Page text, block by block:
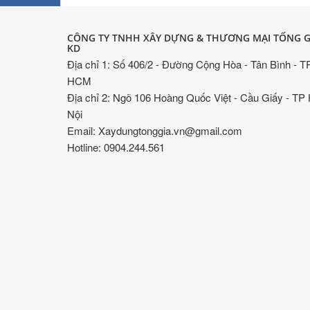
CÔNG TY TNHH XÂY DỰNG & THƯƠNG MẠI TỐNG
KD
Địa chỉ 1: Số 406/2 - Đường Cộng Hòa - Tân Bình -
HCM
Địa chỉ 2: Ngõ 106 Hoàng Quốc Việt - Cầu Giấy - TP
Nội
Email: Xaydungtonggia.vn@gmail.com
Hotline: 0904.244.561